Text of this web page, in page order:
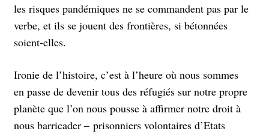
les risques pandémiques ne se commandent pas par le
verbe, et ils se jouent des frontières, si bétonnées
soient-elles.
Ironie de l’histoire, c’est à l’heure où nous sommes
en passe de devenir tous des réfugiés sur notre propre
planète que l’on nous pousse à affirmer notre droit à
nous barricader – prisonniers volontaires d’Etats